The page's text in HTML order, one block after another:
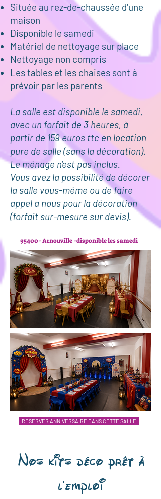
Située au rez-de-chaussée d'une
maison
Disponible le samedi
Matériel de nettoyage sur place
Nettoyage non compris
Les tables et les chaises sont à
prévoir par les parents
La salle est disponible le samedi,
avec un forfait de 3 heures, à
partir de 159 euros ttc en location
pure de salle (sans la décoration).
Le ménage n'est pas inclus.
Vous avez la possibilité de décorer
la salle vous-méme ou de faire
appel a nous pour la décoration
(forfait sur-mesure sur devis).
95400- Arnouville -disponible les samedi
RESERVER ANNIVERSAIRE DANS CETTE SALLE
Nos kits déco prêt à
l'emploi